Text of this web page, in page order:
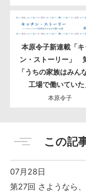
本原令子新連載「キ
ン・ストーリー」
「うちの家族はみん
工場で働いていた
本原令子
この記
07月28日
第27回 さようなら